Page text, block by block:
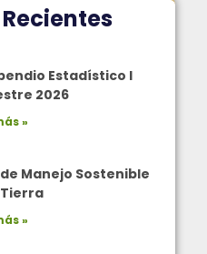
Estadístico I
2026
»
Manejo Sostenible
»